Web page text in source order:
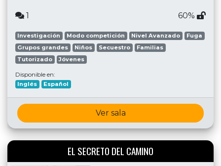
1 60%
Investigación Modo competición Nivel Avanzado
Fuga
Grupos grandes
Niños Secuestro
Familias
Tutorizado
Jóvenes
Disponible en:
Inglés Español
Ver sala
EL SECRETO DEL CAMINO